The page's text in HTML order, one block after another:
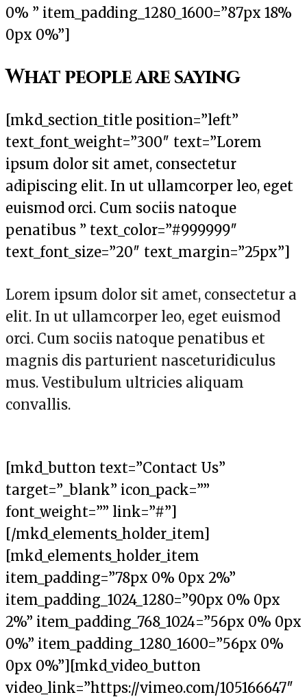
0% ” item_padding_1280_1600=”87px 18%
0px 0%”]
What people are saying
[mkd_section_title position=”left”
text_font_weight=”300″ text=”Lorem
ipsum dolor sit amet, consectetur
adipiscing elit. In ut ullamcorper leo, eget
euismod orci. Cum sociis natoque
penatibus ” text_color=”#999999″
text_font_size=”20″ text_margin=”25px”]
Lorem ipsum dolor sit amet, consectetur a
elit. In ut ullamcorper leo, eget euismod
orci. Cum sociis natoque penatibus et
magnis dis parturient nasceturidiculus
mus. Vestibulum ultricies aliquam
convallis.
[mkd_button text=”Contact Us”
target=”_blank” icon_pack=””
font_weight=”” link=”#”]
[/mkd_elements_holder_item]
[mkd_elements_holder_item
item_padding=”78px 0% 0px 2%”
item_padding_1024_1280=”90px 0% 0px
2%” item_padding_768_1024=”56px 0% 0px
0%” item_padding_1280_1600=”56px 0%
0px 0%”][mkd_video_button
video_link=”https://vimeo.com/105166647″